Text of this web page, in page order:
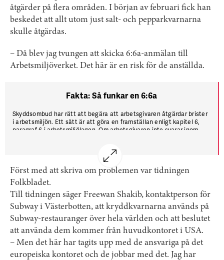
åtgärder på flera områden. I början av februari fick han
beskedet att allt utom just salt- och pepparkvarnarna
skulle åtgärdas.
– Då blev jag tvungen att skicka 6:6a-anmälan till
Arbetsmiljöverket. Det här är en risk för de anställda.
Fakta: Så funkar en 6:6a
Skyddsombud har rätt att begära att arbetsgivaren åtgärdar brister
i arbetsmiljön. Ett sätt är att göra en framställan enligt kapitel 6,
paragraf 6 i arbetsmiljölagen. Om arbetsgivaren inte svarar inom
Först med att skriva om problemen var tidningen
Folkbladet.
Till tidningen säger Freewan Shakib, kontaktperson för
Subway i Västerbotten, att kryddkvarnarna används på
Subway-restauranger över hela världen och att beslutet
att använda dem kommer från huvudkontoret i USA.
– Men det här har tagits upp med de ansvariga på det
europeiska kontoret och de jobbar med det. Jag har